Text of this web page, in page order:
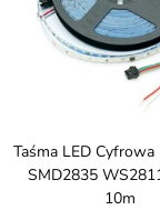
Taśma LED Cyfrowa 24V 12W
SMD2835
10m